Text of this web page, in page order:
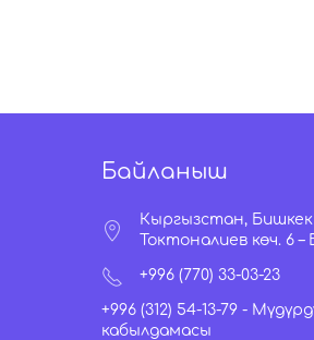
Байланыш
Кыргызстан,
Токтоналиев көч. 6 –
+996 (770) 33-03-23
+996 (312) 54-13-79 -
кабылдамасы